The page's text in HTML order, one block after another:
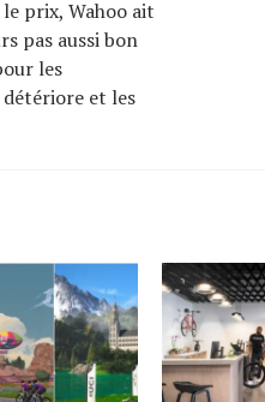
prix, Wahoo ait
pas aussi bon
les
et les